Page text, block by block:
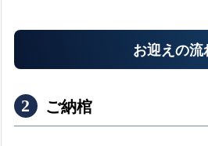
お迎えの流
ご納棺